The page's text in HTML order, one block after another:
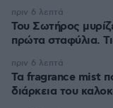
Του Σωτήρος
πρώτα σταφύλια.
πριν 6 λεπτά
Τα fragrance mist
διάρκεια του
πριν 6 λεπτά